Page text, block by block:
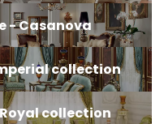
- Casanova
collection
collection